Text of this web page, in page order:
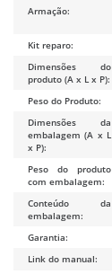
Armação:
Kit reparo:
Dimensões do
produto (A x L x P):
Peso do Produto:
Dimensões da
embalagem (A x L
x P):
Peso do produto
com embalagem:
Conteúdo da
embalagem:
Garantia:
Link do manual: